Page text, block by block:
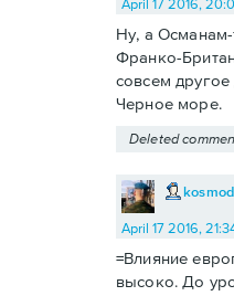
April 17 2016,
Ну, а
Франко-
совсем
Черное море.
Deleted
April 17 2016,
=Влияние
высоко. До